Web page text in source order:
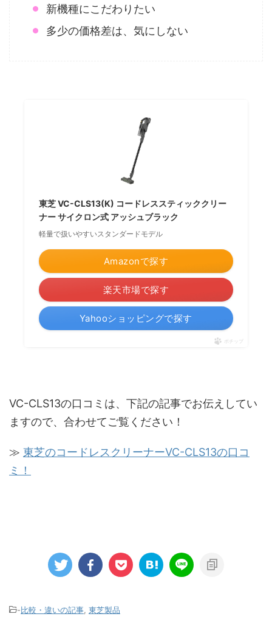
新機種にこだわりたい
多少の価格差は、気にしない
東芝 VC-CLS13(K) コードレススティッククリー
ナー サイクロン式 アッシュブラック
軽量で扱いやすいスタンダードモデル
Amazonで探す
楽天市場で探す
Yahooショッピングで探す
ポチップ
VC-CLS13の口コミは、下記の記事でお伝えしてい
ますので、合わせてご覧ください！
≫ 東芝のコードレスクリーナーVC-CLS13の口コ
ミ！
-比較・違いの記事 東芝製品